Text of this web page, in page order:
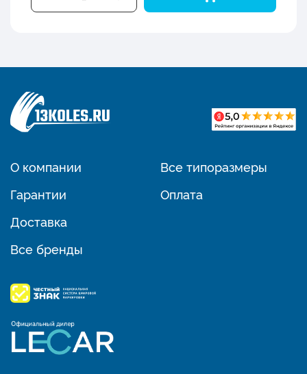
О компании
Гарантии
Доставка
Все бренды
Все типоразмеры
Оплата